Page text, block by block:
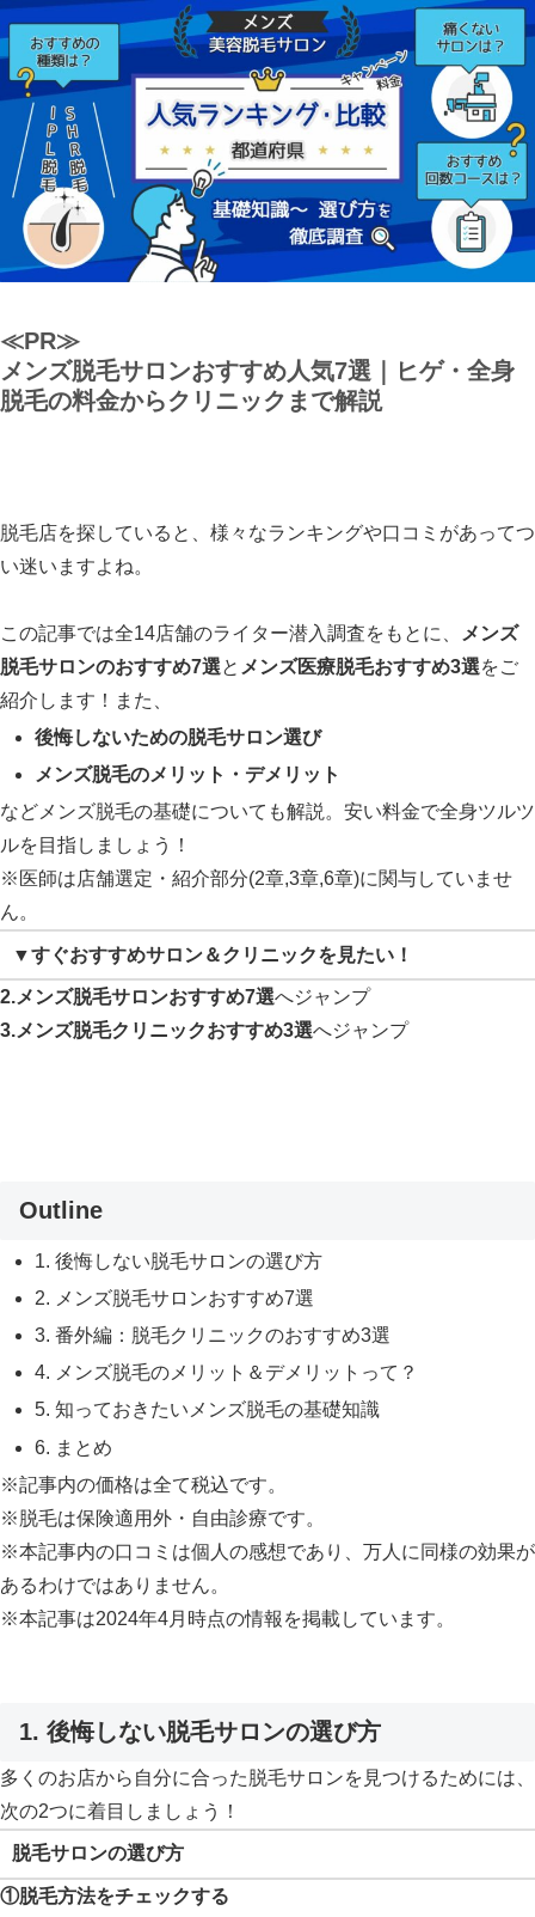
≪PR≫
メンズ脱毛サロンおすすめ人気7選｜ヒゲ・全身
脱毛の料金からクリニックまで解説
脱毛店を探していると、様々なランキングや口コミがあってつ
い迷いますよね。
この記事では全14店舗のライター潜入調査をもとに、
メンズ
脱毛サロンのおすすめ7選と メンズ医療脱毛おすすめ3選をご
紹介します！また、
後悔しないための脱毛サロン選び
メンズ脱毛のメリット・デメリット
などメンズ脱毛の基礎についても解説。安い料金で全身ツルツ
ルを目指しましょう！
※医師は店舗選定・紹介部分(2章,3章,6章)に関与していませ
ん。
▼すぐおすすめサロン＆クリニックを見たい！
2.メンズ脱毛サロンおすすめ7選へジャンプ
3.メンズ脱毛クリニックおすすめ3選へジャンプ
Outline
1. 後悔しない脱毛サロンの選び方
2. メンズ脱毛サロンおすすめ7選
3. 番外編：脱毛クリニックのおすすめ3選
4. メンズ脱毛のメリット＆デメリットって？
5. 知っておきたいメンズ脱毛の基礎知識
6. まとめ
※記事内の価格は全て税込です。
※脱毛は保険適用外・自由診療です。
※本記事内の口コミは個人の感想であり、万人に同様の効果が
あるわけではありません。
※本記事は2024年4月時点の情報を掲載しています。
1. 後悔しない脱毛サロンの選び方
多くのお店から自分に合った脱毛サロンを見つけるためには、
次の2つに着目しましょう！
脱毛サロンの選び方
①脱毛方法をチェックする